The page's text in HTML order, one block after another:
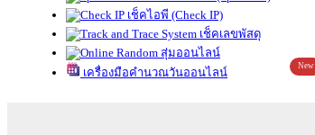
เช็คไอพี (Check IP)
เช็คเลขพัสดุ
สุ่มออนไลน์
เครื่องมือคำนวณวันออนไลน์
New